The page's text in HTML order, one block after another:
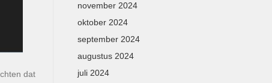
dat
november 2024
oktober 2024
september 2024
augustus 2024
juli 2024